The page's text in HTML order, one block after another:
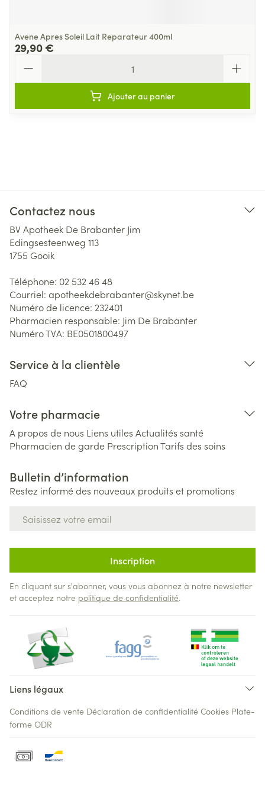
Avene Apres Soleil Lait Reparateur 400ml
29,90 €
Ajouter au panier
Contactez nous
BV Apotheek De Brabanter Jim
Edingsesteenweg 113
1755 Gooik
Téléphone: 02 532 46 48
Courriel: apotheekdebrabanter@skynet.be
Numéro de licence: 232401
Pharmacien responsable: Jim De Brabanter
Numéro TVA: BE0501800497
Service à la clientèle
FAQ
Votre pharmacie
A propos de nous Liens utiles Actualités santé
Pharmacien de garde PrescriptionTarifs des soins
Bulletin d’information
Restez informé des nouveaux produits et promotions
Inscription
En cliquant sur s'abonner, vous vous abonnez à notre newsletter
et acceptez notre politique de confidentialité.
Liens légaux
Conditions de vente Déclaration de confidentialité Cookies Plate-
forme ODR